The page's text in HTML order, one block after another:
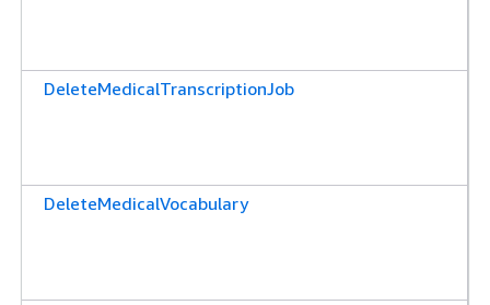
DeleteMedicalTranscriptionJob
DeleteMedicalVocabulary